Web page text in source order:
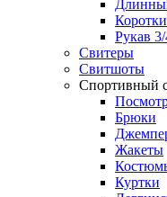
Рукав
Свитеры
Свитшоты
Спортивный
Брюки
Жакеты
Куртки